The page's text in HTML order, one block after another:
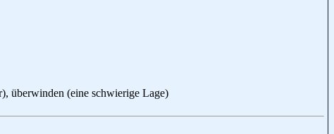
überwinden (eine schwierige Lage)